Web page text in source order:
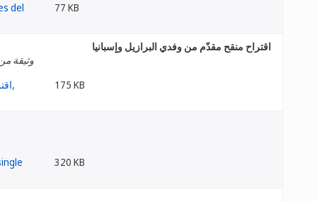
77 KB
اقتراح منقح مقدّم من وفدي البرازيل وإسبانيا
وثيقة من
175 KB
320 KB